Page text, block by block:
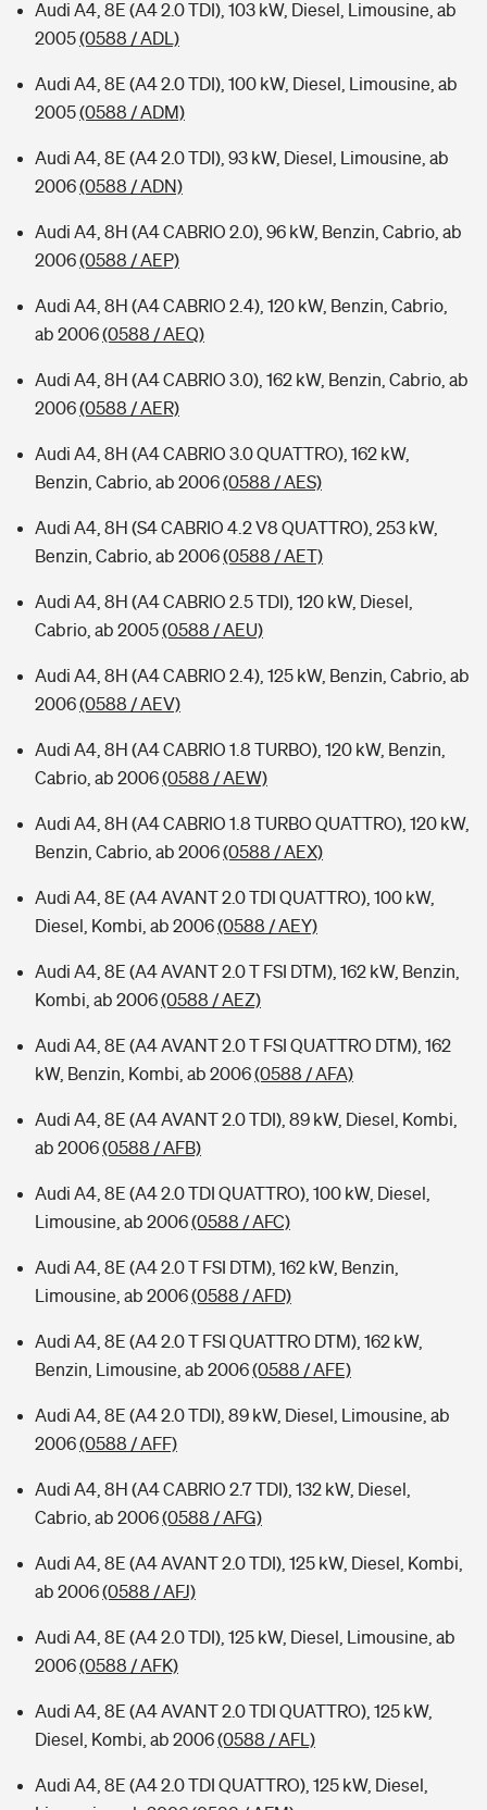
Audi A4, 8E (A4 2.0 TDI), 103 kW, Diesel, Limousine, ab
2005(0588 / ADL)
Audi A4, 8E (A4 2.0 TDI), 100 kW, Diesel, Limousine, ab
2005(0588 / ADM)
Audi A4, 8E (A4 2.0 TDI), 93 kW, Diesel, Limousine, ab
2006(0588 / ADN)
Audi A4, 8H (A4 CABRIO 2.0), 96 kW, Benzin, Cabrio, ab
2006(0588 / AEP)
Audi A4, 8H (A4 CABRIO 2.4), 120 kW, Benzin, Cabrio,
ab 2006(0588 / AEQ)
Audi A4, 8H (A4 CABRIO 3.0), 162 kW, Benzin, Cabrio, ab
2006(0588 / AER)
Audi A4, 8H (A4 CABRIO 3.0 QUATTRO), 162 kW,
Benzin, Cabrio, ab 2006(0588 / AES)
Audi A4, 8H (S4 CABRIO 4.2 V8 QUATTRO), 253 kW,
Benzin, Cabrio, ab 2006(0588 / AET)
Audi A4, 8H (A4 CABRIO 2.5 TDI), 120 kW, Diesel,
Cabrio, ab 2005(0588 / AEU)
Audi A4, 8H (A4 CABRIO 2.4), 125 kW, Benzin, Cabrio, ab
2006(0588 / AEV)
Audi A4, 8H (A4 CABRIO 1.8 TURBO), 120 kW, Benzin,
Cabrio, ab 2006(0588 / AEW)
Audi A4, 8H (A4 CABRIO 1.8 TURBO QUATTRO), 120 kW,
Benzin, Cabrio, ab 2006(0588 / AEX)
Audi A4, 8E (A4 AVANT 2.0 TDI QUATTRO), 100 kW,
Diesel, Kombi, ab 2006(0588 / AEY)
Audi A4, 8E (A4 AVANT 2.0 T FSI DTM), 162 kW, Benzin,
Kombi, ab 2006(0588 / AEZ)
Audi A4, 8E (A4 AVANT 2.0 T FSI QUATTRO DTM), 162
kW, Benzin, Kombi, ab 2006(0588 / AFA)
Audi A4, 8E (A4 AVANT 2.0 TDI), 89 kW, Diesel, Kombi,
ab 2006(0588 / AFB)
Audi A4, 8E (A4 2.0 TDI QUATTRO), 100 kW, Diesel,
Limousine, ab 2006(0588 / AFC)
Audi A4, 8E (A4 2.0 T FSI DTM), 162 kW, Benzin,
Limousine, ab 2006(0588 / AFD)
Audi A4, 8E (A4 2.0 T FSI QUATTRO DTM), 162 kW,
Benzin, Limousine, ab 2006(0588 / AFE)
Audi A4, 8E (A4 2.0 TDI), 89 kW, Diesel, Limousine, ab
2006(0588 / AFF)
Audi A4, 8H (A4 CABRIO 2.7 TDI), 132 kW, Diesel,
Cabrio, ab 2006(0588 / AFG)
Audi A4, 8E (A4 AVANT 2.0 TDI), 125 kW, Diesel, Kombi,
ab 2006(0588 / AFJ)
Audi A4, 8E (A4 2.0 TDI), 125 kW, Diesel, Limousine, ab
2006(0588 / AFK)
Audi A4, 8E (A4 AVANT 2.0 TDI QUATTRO), 125 kW,
Diesel, Kombi, ab 2006(0588 / AFL)
Audi A4, 8E (A4 2.0 TDI QUATTRO), 125 kW, Diesel,